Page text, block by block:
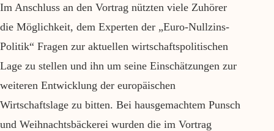
Im Anschluss an den Vortrag nützten viele Zuhörer
die Möglichkeit, dem Experten der „Euro-Nullzins-
Politik“ Fragen zur aktuellen wirtschaftspolitischen
Lage zu stellen und ihn um seine Einschätzungen zur
weiteren Entwicklung der europäischen
Wirtschaftslage zu bitten. Bei hausgemachtem Punsch
und Weihnachtsbäckerei wurden die im Vortrag